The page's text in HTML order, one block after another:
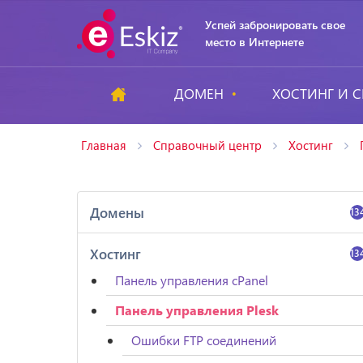
Успей забронировать свое
место в Интернете
ДОМЕН ХОСТИНГ И
Главная Справочный центр Хостинг
Домены
Хостинг
Панель управления cPanel
Панель управления Plesk
Ошибки FTP соединений